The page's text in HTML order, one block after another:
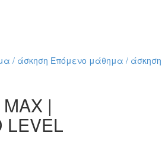
/ άσκηση Επόμενο μάθημα / άσκηση
|
LEVEL